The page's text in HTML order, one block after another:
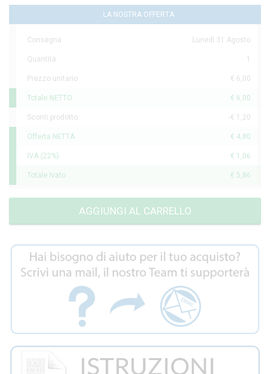
LA NOSTRA OFFERTA
Consegna Lunedì 31 Agosto
Quantità 1
Prezzo unitario € 6,00
Totale NETTO € 6,00
Sconti prodotto -€ 1,20
Offerta NETTA € 4,80
IVA (22%) € 1,06
Totale Ivato € 5,86
AGGIUNGI AL CARRELLO